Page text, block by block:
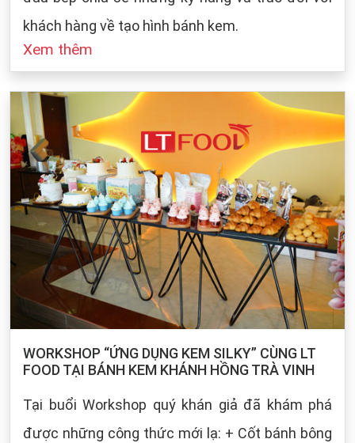
khách hàng về tạo hình bánh kem.
Xem thêm
WORKSHOP “ỨNG DỤNG KEM SILKY” CÙNG LT
FOOD TẠI BÁNH KEM KHÁNH HỒNG TRÀ VINH
Tại buổi Workshop quý khán giả đã khám phá
được những công thức mới lạ: + Cốt bánh bông